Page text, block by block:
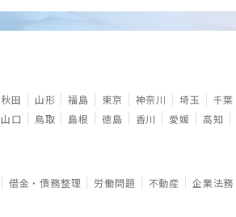
秋田 山形 福島 東京 神奈川 埼玉 千葉
山口 鳥取 島根 徳島 香川 愛媛 高知
借金・債務整理 労働問題 不動産 企業法務